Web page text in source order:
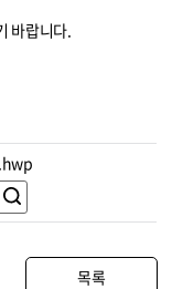
바랍니다.
목록